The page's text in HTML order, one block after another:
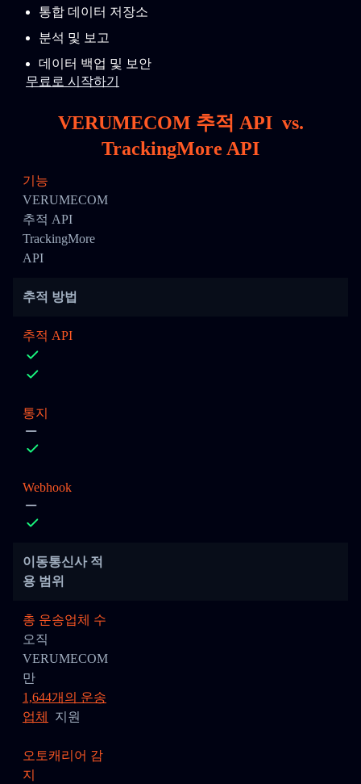
통합 데이터 저장소
분석 및 보고
데이터 백업 및 보안
무료로 시작하기
VERUMECOM 추적 API vs.
TrackingMore API
기능
VERUMECOM
추적 API
TrackingMore
API
추적 방법
추적 API
통지
Webhook
이동통신사 적
용 범위
총 운송업체 수
오직
VERUMECOM
만
1,644개의 운송
업체
지원
오토캐리어 감
지